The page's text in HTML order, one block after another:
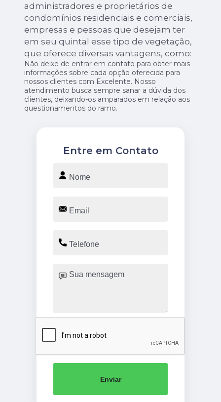
administradores e proprietários de
condomínios residenciais e comerciais,
empresas e pessoas que desejam ter
em seu quintal esse tipo de vegetação,
que oferece diversas vantagens, como:
Não deixe de entrar em contato para obter mais
informações sobre cada opção oferecida para
nossos clientes com Excelente. Nosso
atendimento busca sempre sanar a dúvida dos
clientes, deixando-os amparados em relação aos
questionamentos do ramo.
Entre em Contato
Enviar